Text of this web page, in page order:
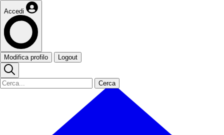
Accedi
Modifica profilo Logout
Cerca